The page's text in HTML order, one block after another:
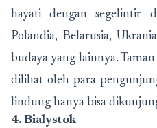
hayati dengan segelintir
Polandia, Belarusia,
budaya yang lainnya.
dilihat oleh para
lindung hanya bisa
4. Bialystok